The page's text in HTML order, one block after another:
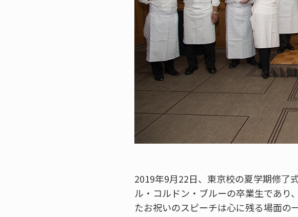
2019年9月22日、東京校の夏学期修了
ル・コルドン・ブルーの卒業生であり
たお祝いのスピーチは心に残る場面の